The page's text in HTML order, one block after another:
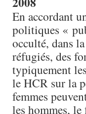
En accordant
politiques «
occulté, dans
réfugiés, des
typiquement
le HCR sur la
femmes
les hommes,